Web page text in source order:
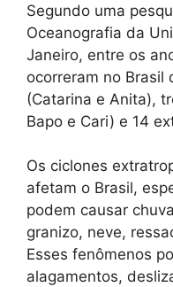
Segundo uma
Oceanografia da
Janeiro, entre os
ocorreram no Brasil
(Catarina e Anita),
Bapo e Cari) e 14
Os ciclones
afetam o Brasil,
podem causar
granizo, neve,
Esses fenômenos
alagamentos,